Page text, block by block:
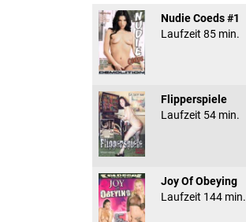
Nudie Coeds #1
Laufzeit 85 min.
Flipperspiele
Laufzeit 54 min.
Joy Of Obeying
Laufzeit 144 min.